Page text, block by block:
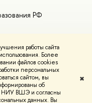
работы сайта
Более
файлов cookies
персональных
сайтом, вы
об
НИУ ВШЭ и согласны
данных. Вы
✖
РФ
Условия